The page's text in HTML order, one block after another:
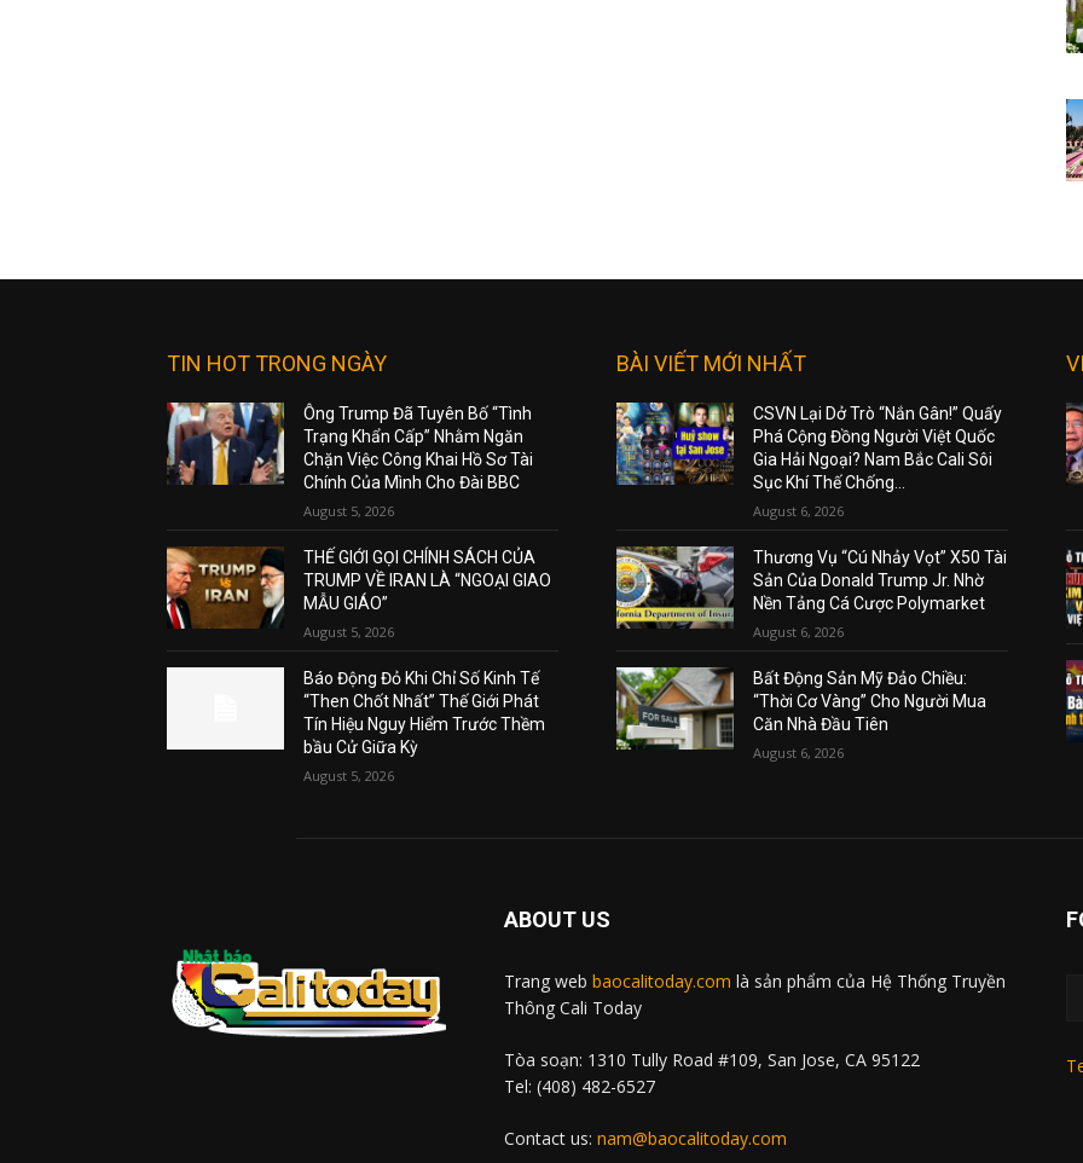
TIN HOT TRONG NGÀY
Ông Trump Đã Tuyên Bố “Tình
Trạng Khẩn Cấp” Nhằm Ngăn
Chặn Việc Công Khai Hồ Sơ Tài
Chính Của Mình Cho Đài BBC
August 5, 2026
THẾ GIỚI GỌI CHÍNH SÁCH CỦA
TRUMP VỀ IRAN LÀ “NGOẠI GIAO
MẪU GIÁO”
August 5, 2026
Báo Động Đỏ Khi Chỉ Số Kinh Tế
“Then Chốt Nhất” Thế Giới Phát
Tín Hiệu Nguy Hiểm Trước Thềm
bầu Cử Giữa Kỳ
August 5, 2026
BÀI VIẾT MỚI NHẤT
CSVN Lại Dở Trò “Nắn Gân!” Quấy
Phá Cộng Đồng Người Việt Quốc
Gia Hải Ngoại? Nam Bắc Cali Sôi
Sục Khí Thế Chống...
August 6, 2026
Thương Vụ “Cú Nhảy Vọt” X50 Tài
Sản Của Donald Trump Jr. Nhờ
Nền Tảng Cá Cược Polymarket
August 6, 2026
Bất Động Sản Mỹ Đảo Chiều:
“Thời Cơ Vàng” Cho Người Mua
Căn Nhà Đầu Tiên
August 6, 2026
ABOUT US
Trang web baocalitoday.com là sản phẩm của Hệ Thống Truyền
Thông Cali Today
Tòa soạn: 1310 Tully Road #109, San Jose, CA 95122
Tel: (408) 482-6527
Contact us: nam@baocalitoday.com